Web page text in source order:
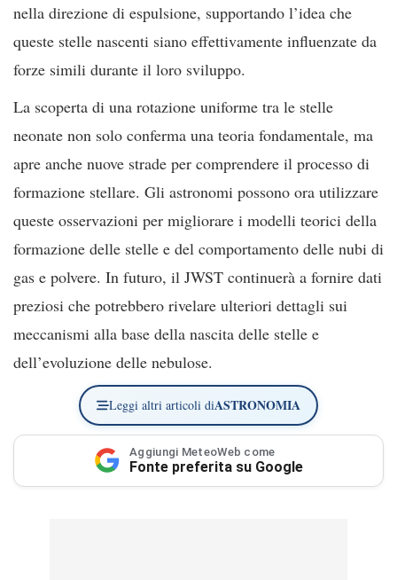
nella direzione di espulsione, supportando l’idea che
queste stelle nascenti siano effettivamente influenzate da
forze simili durante il loro sviluppo.
La scoperta di una rotazione uniforme tra le stelle
neonate non solo conferma una teoria fondamentale, ma
apre anche nuove strade per comprendere il processo di
formazione stellare. Gli astronomi possono ora utilizzare
queste osservazioni per migliorare i modelli teorici della
formazione delle stelle e del comportamento delle nubi di
gas e polvere. In futuro, il JWST continuerà a fornire dati
preziosi che potrebbero rivelare ulteriori dettagli sui
meccanismi alla base della nascita delle stelle e
dell’evoluzione delle nebulose.
Leggi altri articoli diASTRONOMIA
Aggiungi MeteoWeb come
Fonte preferita su Google